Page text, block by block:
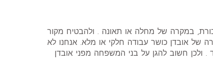
במקרה של מחלה או תאונה . ולהבטיח מקור
של אובדן כושר עבודה חלקי או מלא. אנחנו לא
ולכן חשוב להגן על בני המשפחה מפני אובדן